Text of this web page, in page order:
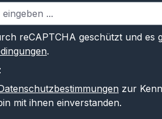
reCAPTCHA geschützt und es
.
zur
mit ihnen einverstanden.